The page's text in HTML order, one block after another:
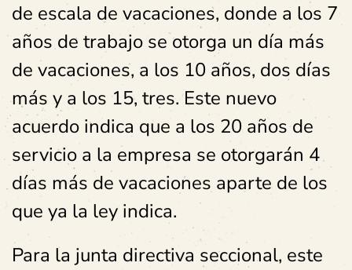
de escala de vacaciones, donde a los 7
años de trabajo se otorga un día más
de vacaciones, a los 10 años, dos días
más y a los 15, tres. Este nuevo
acuerdo indica que a los 20 años de
servicio a la empresa se otorgarán 4
días más de vacaciones aparte de los
que ya la ley indica.
Para la junta directiva seccional, este